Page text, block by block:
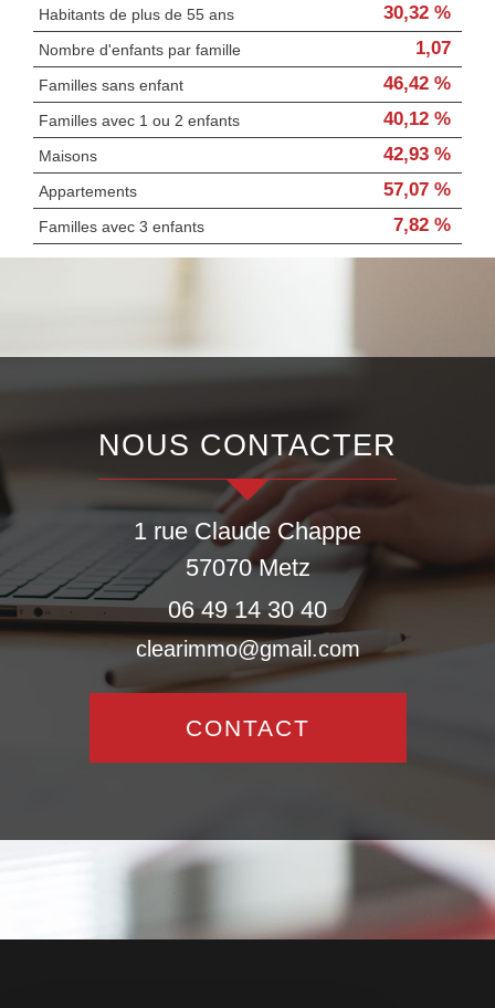
Habitants de plus de 55 ans 30,32 %
Nombre d'enfants par famille 1,07
Familles sans enfant 46,42 %
Familles avec 1 ou 2 enfants 40,12 %
Maisons 42,93 %
Appartements 57,07 %
Familles avec 3 enfants 7,82 %
NOUS CONTACTER
1 rue Claude Chappe
57070 Metz
06 49 14 30 40
clearimmo@gmail.com
CONTACT